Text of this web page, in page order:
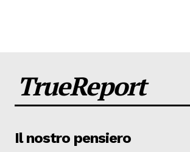
TrueReport
Il nostro pensiero